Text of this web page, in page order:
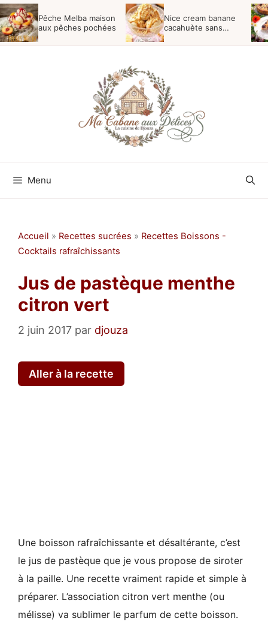
Aller
au
contenu
Pêche Melba maison
aux pêches pochées
Nice cream banane
cacahuète sans
Menu
Accueil » Recettes sucrées » Recettes Boissons -
Cocktails rafraîchissants
Jus de pastèque menthe
citron vert
2 juin 2017 par djouza
Aller à la recette
Une boisson rafraîchissante et désaltérante, c’est
le jus de pastèque que je vous propose de siroter
à la paille. Une recette vraiment rapide et simple à
préparer. L’association citron vert menthe (ou
mélisse) va sublimer le parfum de cette boisson.